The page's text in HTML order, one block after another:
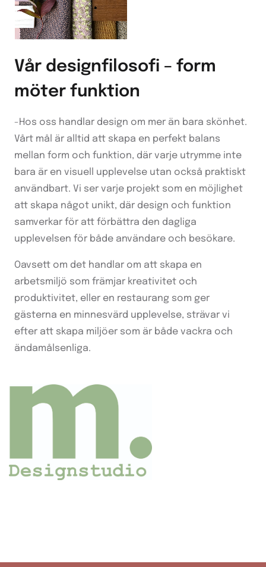
Vår designfilosofi – form
möter funktion
-Hos oss handlar design om mer än bara skönhet.
Vårt mål är alltid att skapa en perfekt balans
mellan form och funktion, där varje utrymme inte
bara är en visuell upplevelse utan också praktiskt
användbart. Vi ser varje projekt som en möjlighet
att skapa något unikt, där design och funktion
samverkar för att förbättra den dagliga
upplevelsen för både användare och besökare.
Oavsett om det handlar om att skapa en
arbetsmiljö som främjar kreativitet och
produktivitet, eller en restaurang som ger
gästerna en minnesvärd upplevelse, strävar vi
efter att skapa miljöer som är både vackra och
ändamålsenliga.